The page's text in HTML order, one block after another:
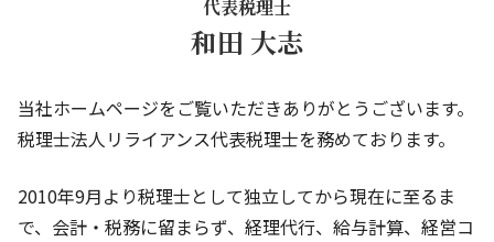
代表税理士
和田 大志
当社ホームページをご覧いただきありがとうございます。
税理士法人リライアンス代表税理士を務めております。
2010年9月より税理士として独立してから現在に至るま
で、会計・税務に留まらず、経理代行、給与計算、経営コ